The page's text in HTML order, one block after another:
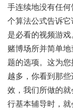
手连续地没有任
个算法公式告诉
是必看的视频游
赌博场所并简单
题的选项。这为
越多，你看到那
效，我们所做的
行基本辅导时，